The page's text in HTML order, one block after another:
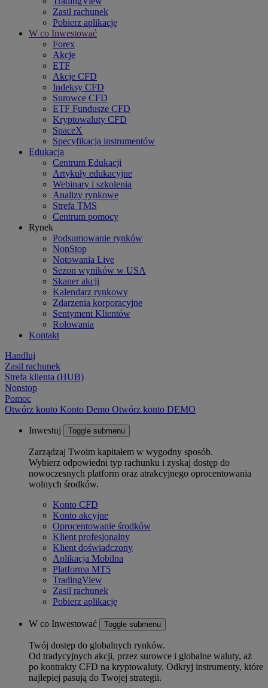
Zasil rachunek
Pobierz aplikację
W co Inwestować
Forex
Akcje
ETF
Akcje CFD
Indeksy CFD
Surowce CFD
ETF Fundusze CFD
Kryptowaluty CFD
SpaceX
Specyfikacja instrumentów
Edukacja
Centrum Edukacji
Artykuły edukacyjne
Webinary i szkolenia
Analizy rynkowe
Strefa TMS
Centrum pomocy
Rynek
Podsumowanie rynków
NonStop
Notowania Live
Sezon wyników w USA
Skaner akcji
Kalendarz rynkowy
Zdarzenia korporacyjne
Sentyment Klientów
Rolowania
Kontakt
Handluj
Zasil rachunek
Strefa klienta (HUB)
Nonstop
Pomoc
Otwórz konto Konto Demo Otwórz konto DEMO
Inwestuj Toggle submenu
Zarządzaj Twoim kapitałem w wygodny sposób.
Wybierz odpowiedni typ rachunku i zyskaj dostęp do
nowoczesnych platform oraz atrakcyjnego oprocentowania
wolnych środków.
Konto CFD
Konto akcyjne
Oprocentowanie środków
Klient profesjonalny
Klient doświadczony
Aplikacja Mobilna
Platforma MT5
TradingView
Zasil rachunek
Pobierz aplikację
W co Inwestować Toggle submenu
Twój dostęp do globalnych rynków.
Od tradycyjnych akcji, przez surowce i globalne waluty, aż
po kontrakty CFD na kryptowaluty. Odkryj instrumenty, które
najlepiej pasują do Twojej strategii.